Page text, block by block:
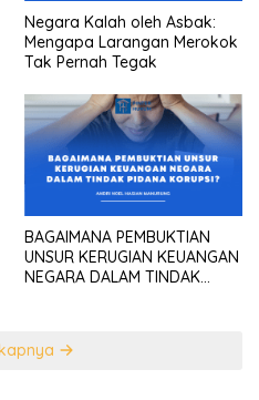
Negara Kalah oleh Asbak:
Mengapa Larangan Merokok
Tak Pernah Tegak
BAGAIMANA PEMBUKTIAN
UNSUR KERUGIAN KEUANGAN
NEGARA DALAM TINDAK